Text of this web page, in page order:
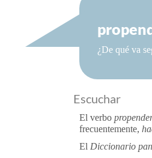
¿De qué va
Escuchar
El verbo
frecuentemente,
El Diccionario